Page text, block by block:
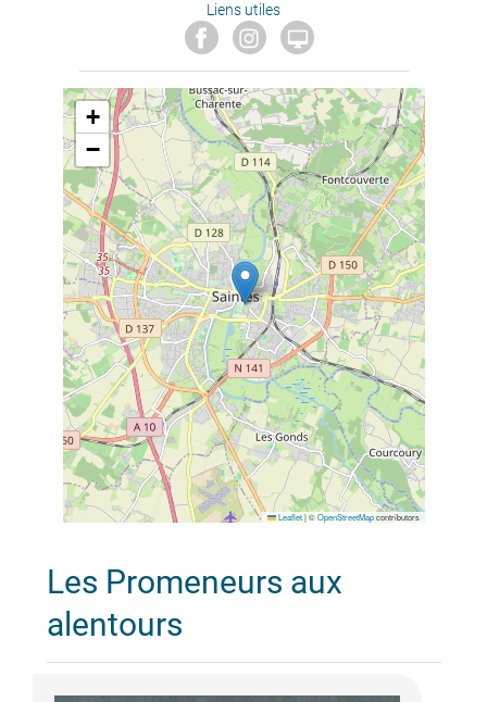
Liens utiles

+
−
Leaflet |©OpenStreetMapcontributors
Les Promeneurs aux
alentours